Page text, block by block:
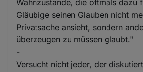
Wahnzustände, die oftmals dazu
Gläubige seinen Glauben nicht
Privatsache ansieht, sondern
überzeugen zu müssen glaubt."
-
Versucht nicht jeder, der